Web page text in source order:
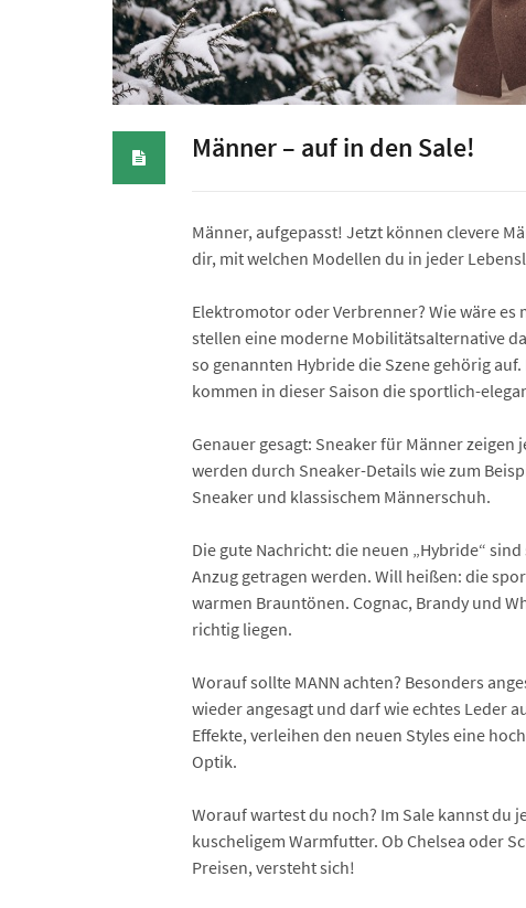
Männer – auf in den Sale!
Männer, aufgepasst! Jetzt können clevere
dir, mit welchen Modellen du in jeder
Elektromotor oder Verbrenner? Wie wäre
stellen eine moderne Mobilitäts­alternative
so genannten Hybride die Szene gehörig
kommen in dieser Saison die sportlich-
Genauer gesagt: Sneaker für Männer
werden durch Sneaker-Details wie zum
Sneaker und klassischem Männerschuh.
Die gute Nachricht: die neuen „Hybride“
Anzug getragen werden. Will heißen: die
warmen Brauntönen. Cognac, Brandy und
richtig liegen.
Worauf sollte MANN achten? Besonders
wieder angesagt und darf wie echtes Leder
Effekte, verleihen den neuen Styles eine
Optik.
Worauf wartest du noch? Im Sale kannst du
kuscheligem Warmfutter. Ob Chelsea oder
Preisen, versteht sich!